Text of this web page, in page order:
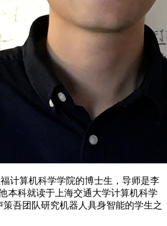
计算机科学学院的博士生，导师是李
本科就读于上海交通大学计算机科学
吾团队研究机器人具身智能的学生之